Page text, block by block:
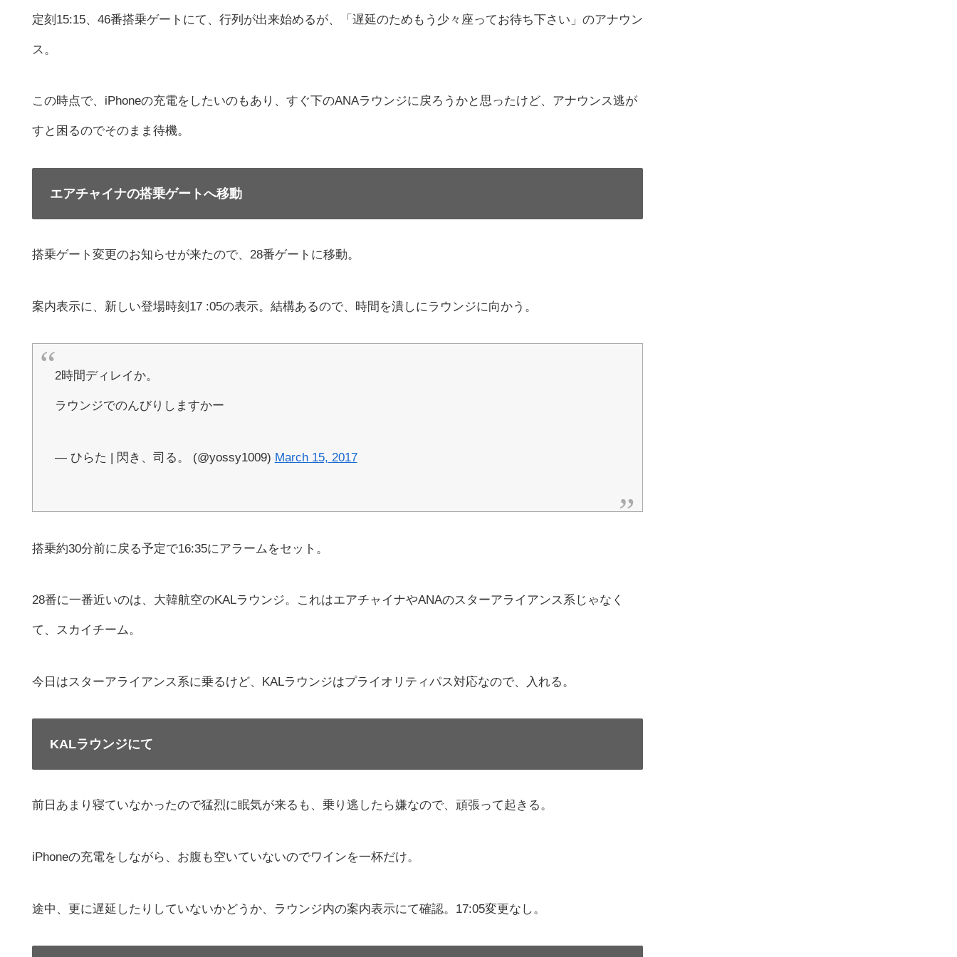
定刻15:15、46番搭乗ゲートにて、行列が出来始めるが、「遅延のためもう少々座ってお待ち下さい」のアナウン
ス。
この時点で、iPhoneの充電をしたいのもあり、すぐ下のANAラウンジに戻ろうかと思ったけど、アナウンス逃が
すと困るのでそのまま待機。
エアチャイナの搭乗ゲートへ移動
搭乗ゲート変更のお知らせが来たので、28番ゲートに移動。
案内表示に、新しい登場時刻17 :05の表示。結構あるので、時間を潰しにラウンジに向かう。
2時間ディレイか。
ラウンジでのんびりしますかー
— ひらた | 閃き、司る。 (@yossy1009) March 15, 2017
搭乗約30分前に戻る予定で16:35にアラームをセット。
28番に一番近いのは、大韓航空のKALラウンジ。これはエアチャイナやANAのスターアライアンス系じゃなく
て、スカイチーム。
今日はスターアライアンス系に乗るけど、KALラウンジはプライオリティパス対応なので、入れる。
KALラウンジにて
前日あまり寝ていなかったので猛烈に眠気が来るも、乗り逃したら嫌なので、頑張って起きる。
iPhoneの充電をしながら、お腹も空いていないのでワインを一杯だけ。
途中、更に遅延したりしていないかどうか、ラウンジ内の案内表示にて確認。17:05変更なし。